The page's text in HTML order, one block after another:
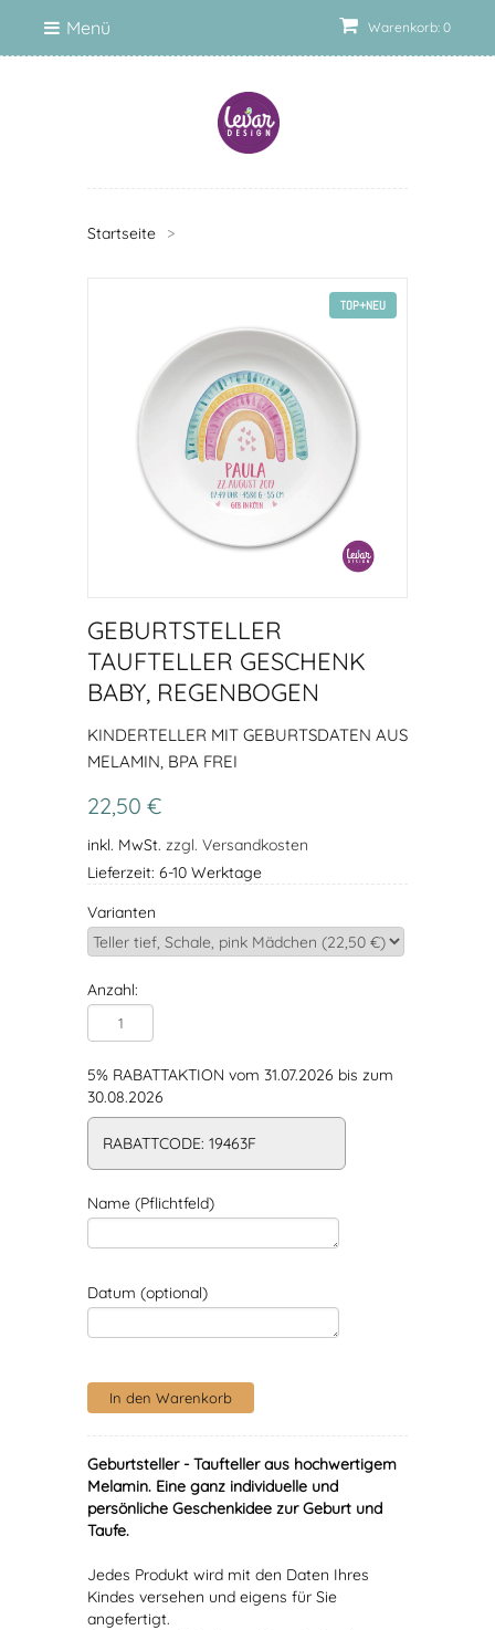
Warenkorb: 0
Menü
Startseite >
TOP+NEU
GEBURTSTELLER
TAUFTELLER GESCHENK
BABY, REGENBOGEN
KINDERTELLER MIT GEBURTSDATEN AUS
MELAMIN, BPA FREI
22,50 €
inkl. MwSt. zzgl. Versandkosten
Lieferzeit: 6-10 Werktage
Varianten
Anzahl:
5% RABATTAKTION vom 31.07.2026 bis zum
30.08.2026
RABATTCODE: 19463F
Name (Pflichtfeld)
Datum (optional)
Geburtsteller - Taufteller aus hochwertigem
Melamin. Eine ganz individuelle und
persönliche Geschenkidee zur Geburt und
Taufe.
Jedes Produkt wird mit den Daten Ihres
Kindes versehen und eigens für Sie
angefertigt.